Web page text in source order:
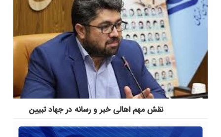
نقش مهم اهالی خبر و رسانه در جهاد تبیین